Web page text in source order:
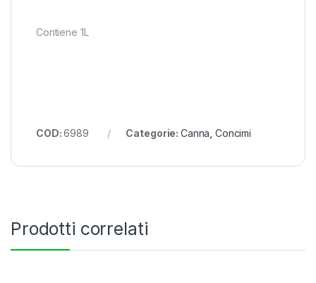
Contiene 1L
COD:6989 Categorie: Canna Concimi
Prodotti correlati